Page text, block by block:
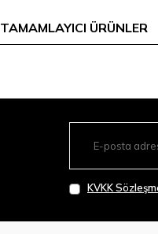
TAMAMLAYICI ÜRÜNLER
KVKK